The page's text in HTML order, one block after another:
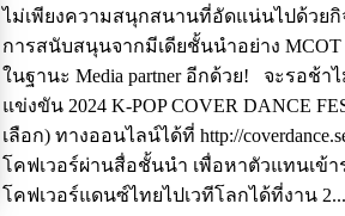
ไม่เพียงความสนุกสนานที่อัดแน่นไปด้วยกิ
การสนับสนุนจากมีเดียชั้นนำอย่าง MCOT
ในฐานะ Media partner อีกด้วย! จะรอช้
แข่งขัน 2024 K-POP COVER DANCE
เลือก) ทางออนไลน์ได้ที่ http://
โคฟเวอร์ผ่านสื่อชั้นนำ เพื่อหาตัวแทนเข้
โคฟเวอร์แดนซ์ไทยไปเวทีโลกได้ที่งาน 2...